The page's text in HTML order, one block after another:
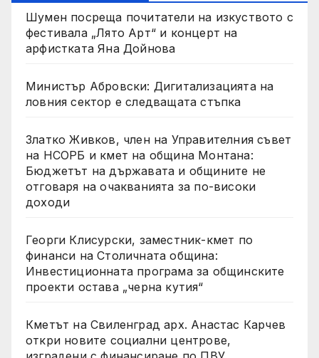
Шумен посреща почитатели на изкуството с
фестивала „Лято Арт“ и концерт на
арфистката Яна Дойнова
Министър Абровски: Дигитализацията на
ловния сектор е следващата стъпка
Златко Живков, член на Управителния съвет
на НСОРБ и кмет на община Монтана:
Бюджетът на държавата и общините не
отговаря на очакванията за по-високи
доходи
Георги Клисурски, заместник-кмет по
финанси на Столичната община:
Инвестиционната програма за общинските
проекти остава „черна кутия“
Кметът на Свиленград арх. Анастас Карчев
откри новите социални центрове,